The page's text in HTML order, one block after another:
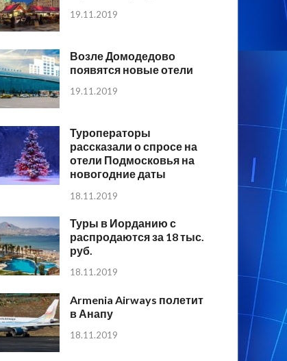
19.11.2019
Возле Домодедово
появятся новые отели
19.11.2019
Туроператоры
рассказали о спросе на
отели Подмосковья на
новогодние даты
18.11.2019
Туры в Иорданию с
распродаются за 18 тыс.
руб.
18.11.2019
Armenia Airways полетит
в Анапу
18.11.2019